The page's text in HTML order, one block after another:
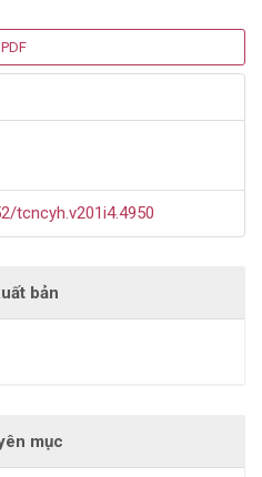
PDF
tcncyh.v201i4.4950
bản
mục